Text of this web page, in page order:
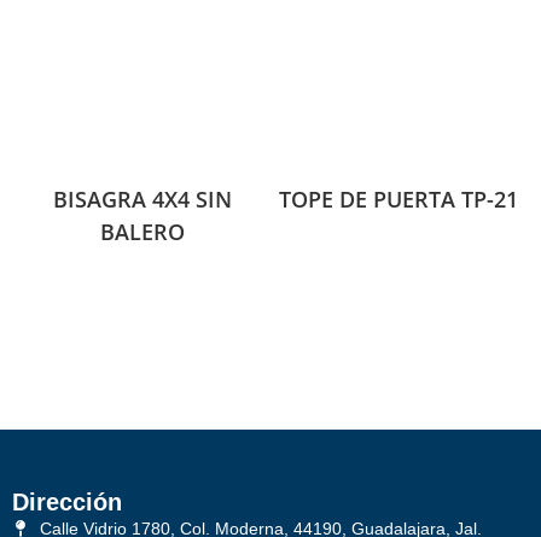
BISAGRA 4X4 SIN
BALERO
TOPE DE PUERTA TP-21
Dirección
Calle Vidrio 1780, Col. Moderna, 44190, Guadalajara, Jal.